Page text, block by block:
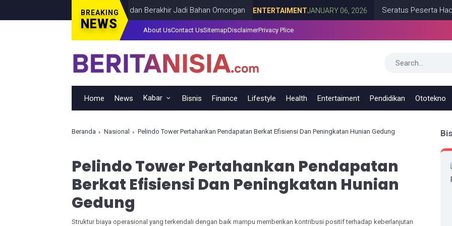
BREAKING
NEWS
PDKT yang Terlalu Percaya dan Berakhir Jadi Bahan Omongan ENTERTAIMENTJANUARY 06, 2026 Seratus Peserta Hadiri Milad
About UsContact UsSitemapDisclaimerPrivacy Plice
Home News Kabar Bisnis Finance Lifestyle Health Entertaiment Pendidikan Ototekno
Beranda Nasional Pelindo Tower Pertahankan Pendapatan Berkat Efisiensi Dan Peningkatan Hunian Gedung
Pelindo Tower Pertahankan Pendapatan
Berkat Efisiensi Dan Peningkatan Hunian
Gedung
Struktur biaya operasional yang terkendali dengan baik mampu memberikan kontribusi positif terhadap keberlanjutan